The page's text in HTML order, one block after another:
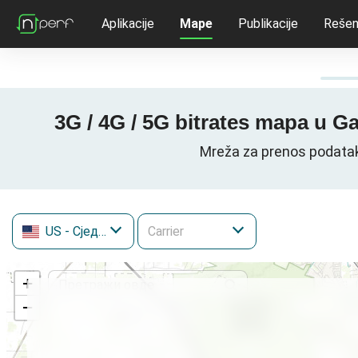
Aplikacije Mape Publikacije
3G / 4G / 5G bitrates mapa u
Mreža za prenos
US - Сједињене Државе
+
−